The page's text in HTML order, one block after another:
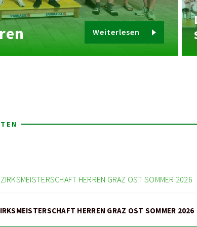
Weiterlesen
HERREN GRAZ OST SOMMER 2026
HERREN GRAZ OST SOMMER 2026